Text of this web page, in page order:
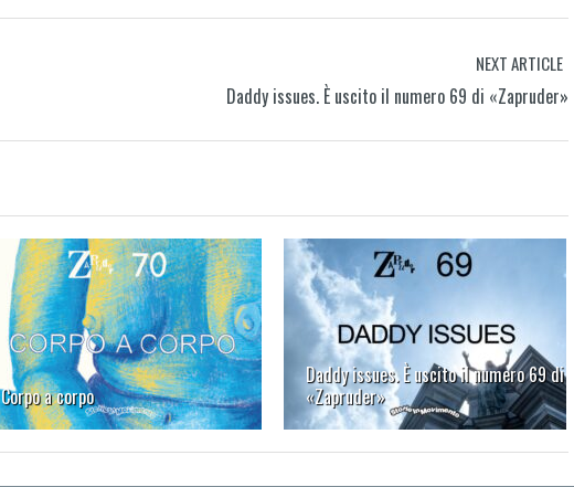
NEXT ARTICLE
Daddy issues. È uscito il numero 69 di «Zapruder»
Corpo a corpo
Daddy issues. È uscito il numero 69 di
«Zapruder»